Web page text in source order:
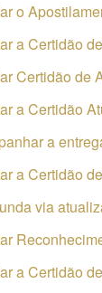
o
a Certidão
Certidão de
a Certidão
a
a Certidão
via
a Certidão